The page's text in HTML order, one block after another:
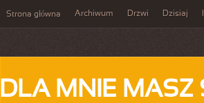
Strona główna Archiwum Drzwi Dzisiaj
DLA MNIE MASZ